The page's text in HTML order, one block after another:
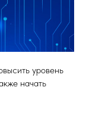
уровень
начать